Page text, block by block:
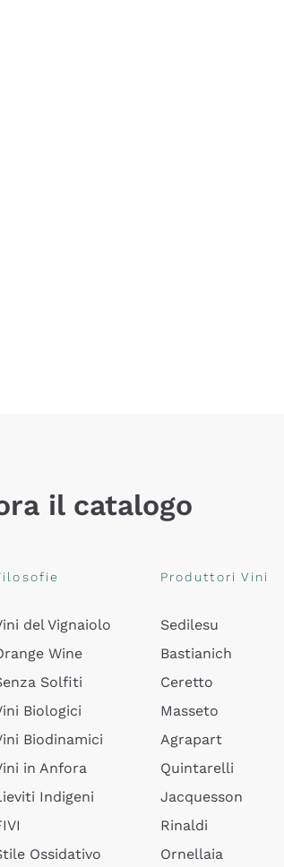
il catalogo
del Vignaiolo
Wine
Solfiti
Biologici
Biodinamici
in Anfora
Indigeni
Ossidativo
Produttori Vini
Sedilesu
Bastianich
Ceretto
Masseto
Agrapart
Quintarelli
Jacquesson
Rinaldi
Ornellaia